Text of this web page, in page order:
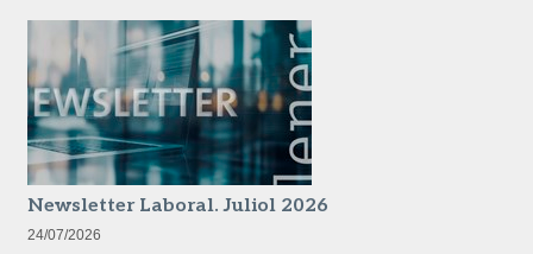
Newsletter Laboral. Juliol 2026
24/07/2026